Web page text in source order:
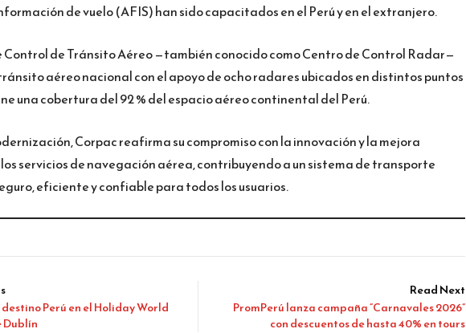
de vuelo (AFIS) han sido capacitados en el Perú y en el extranjero.
Control de Tránsito Aéreo —también conocido como Centro de Control Radar—
aéreo nacional con el apoyo de ocho radares ubicados en distintos puntos
una cobertura del 92 % del espacio aéreo continental del Perú.
Corpac reafirma su compromiso con la innovación y la mejora
servicios de navegación aérea, contribuyendo a un sistema de transporte
eficiente y confiable para todos los usuarios.
Perú en el Holiday World
Dublín
Read Next
PromPerú lanza campaña “Carnavales 2026”
con descuentos de hasta 40% en tours